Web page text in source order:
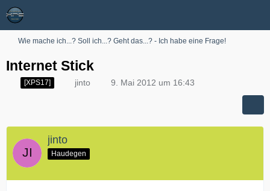
Wie mache ich...? Soll ich...? Geht das...? - Ich habe eine Frage!
Internet Stick
[XPS17] jinto 9. Mai 2012 um 16:43
jinto
Haudegen